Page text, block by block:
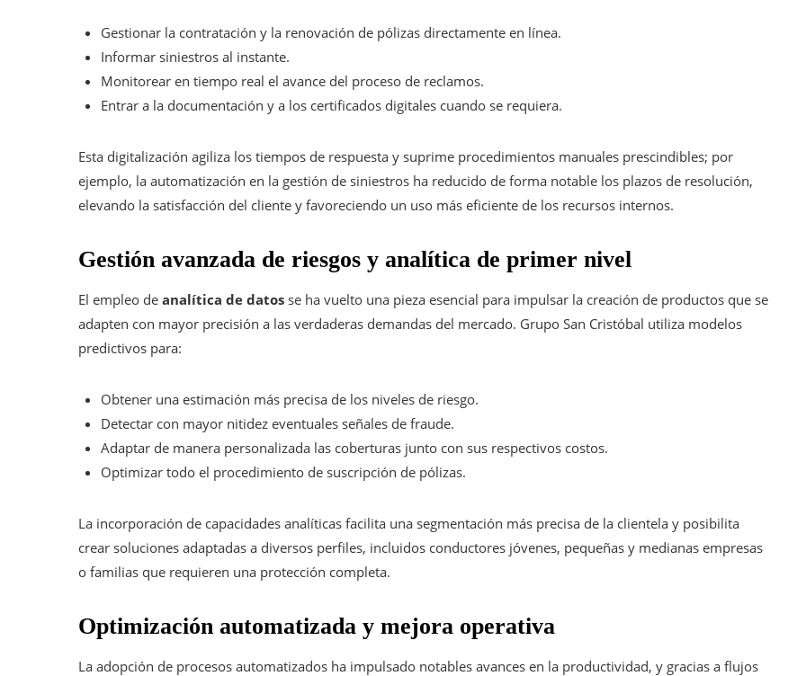
Gestionar la contratación y la renovación de pólizas directamente en línea.
Informar siniestros al instante.
Monitorear en tiempo real el avance del proceso de reclamos.
Entrar a la documentación y a los certificados digitales cuando se requiera.
Esta digitalización agiliza los tiempos de respuesta y suprime procedimientos manuales prescindibles; por
ejemplo, la automatización en la gestión de siniestros ha reducido de forma notable los plazos de resolución,
elevando la satisfacción del cliente y favoreciendo un uso más eficiente de los recursos internos.
Gestión avanzada de riesgos y analítica de primer nivel
El empleo de analítica de datos se ha vuelto una pieza esencial para impulsar la creación de productos que se
adapten con mayor precisión a las verdaderas demandas del mercado. Grupo San Cristóbal utiliza modelos
predictivos para:
Obtener una estimación más precisa de los niveles de riesgo.
Detectar con mayor nitidez eventuales señales de fraude.
Adaptar de manera personalizada las coberturas junto con sus respectivos costos.
Optimizar todo el procedimiento de suscripción de pólizas.
La incorporación de capacidades analíticas facilita una segmentación más precisa de la clientela y posibilita
crear soluciones adaptadas a diversos perfiles, incluidos conductores jóvenes, pequeñas y medianas empresas
o familias que requieren una protección completa.
Optimización automatizada y mejora operativa
La adopción de procesos automatizados ha impulsado notables avances en la productividad, y gracias a flujos